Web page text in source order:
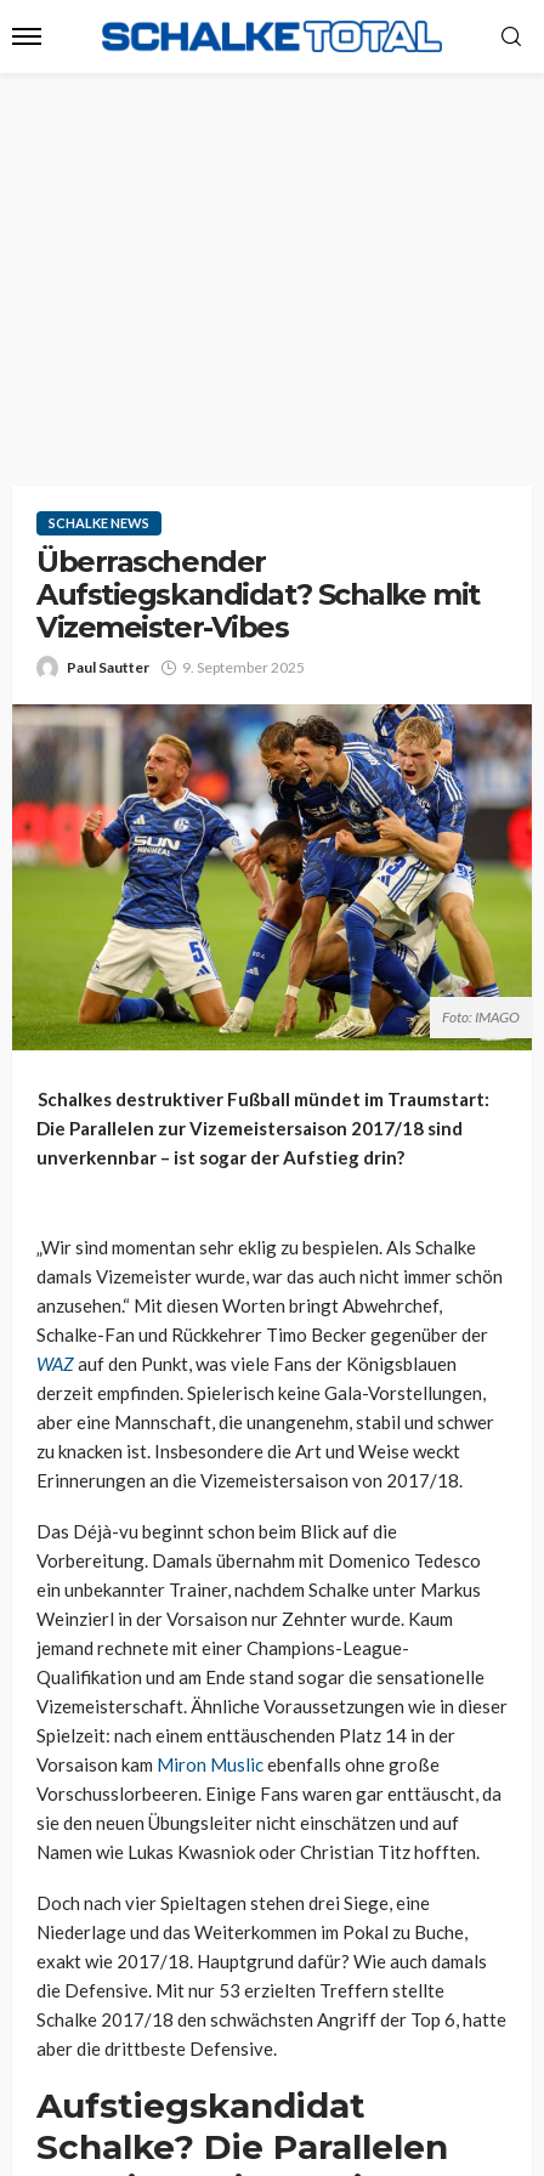
SCHALKE NEWS
Überraschender
Aufstiegskandidat? Schalke mit
Vizemeister-Vibes
Paul Sautter 9. September 2025
Foto: IMAGO
Schalkes destruktiver Fußball mündet im Traumstart:
Die Parallelen zur Vizemeistersaison 2017/18 sind
unverkennbar – ist sogar der Aufstieg drin?
„Wir sind momentan sehr eklig zu bespielen. Als Schalke
damals Vizemeister wurde, war das auch nicht immer schön
anzusehen.“ Mit diesen Worten bringt Abwehrchef,
Schalke-Fan und Rückkehrer Timo Becker gegenüber der
WAZauf den Punkt, was viele Fans der Königsblauen
derzeit empfinden. Spielerisch keine Gala-Vorstellungen,
aber eine Mannschaft, die unangenehm, stabil und schwer
zu knacken ist. Insbesondere die Art und Weise weckt
Erinnerungen an die Vizemeistersaison von 2017/18.
Das Déjà-vu beginnt schon beim Blick auf die
Vorbereitung. Damals übernahm mit Domenico Tedesco
ein unbekannter Trainer, nachdem Schalke unter Markus
Weinzierl in der Vorsaison nur Zehnter wurde. Kaum
jemand rechnete mit einer Champions-League-
Qualifikation und am Ende stand sogar die sensationelle
Vizemeisterschaft. Ähnliche Voraussetzungen wie in dieser
Spielzeit: nach einem enttäuschenden Platz 14 in der
Vorsaison kam Miron Muslicebenfalls ohne große
Vorschusslorbeeren. Einige Fans waren gar enttäuscht, da
sie den neuen Übungsleiter nicht einschätzen und auf
Namen wie Lukas Kwasniok oder Christian Titz hofften.
Doch nach vier Spieltagen stehen drei Siege, eine
Niederlage und das Weiterkommen im Pokal zu Buche,
exakt wie 2017/18. Hauptgrund dafür? Wie auch damals
die Defensive. Mit nur 53 erzielten Treffern stellte
Schalke 2017/18 den schwächsten Angriff der Top 6, hatte
aber die drittbeste Defensive.
Aufstiegskandidat
Schalke? Die Parallelen